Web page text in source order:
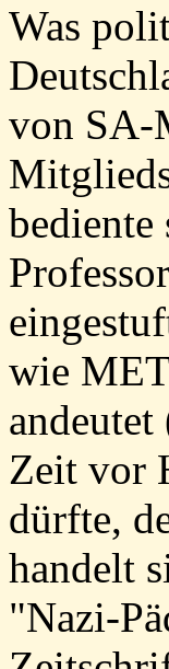
Was
von SA-
wie
Zeit vor
dürfte,
handelt
"Nazi-